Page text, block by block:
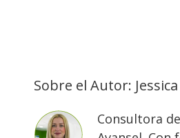
Sobre el Autor:
Consultora